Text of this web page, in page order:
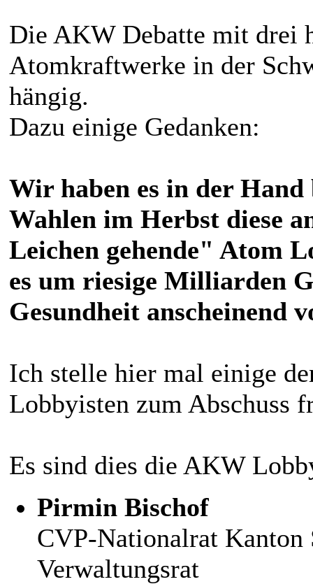
Die AKW Debatte mit drei
Atomkraftwerke in der
hängig.
Dazu einige Gedanken:
Wir haben es in der
Wahlen im Herbst diese
Leichen gehende" Atom
es um riesige Milliarden
Gesundheit anscheinend
Ich stelle hier mal einige
Lobbyisten zum Abschuss
Es sind dies die AKW
Pirmin Bischof
CVP-Nationalrat
Verwaltungsrat